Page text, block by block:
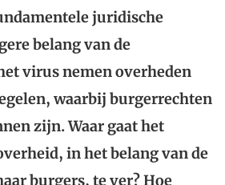
juridische
belang van de
virus nemen overheden
waarbij burgerrechten
zijn. Waar gaat het
in het belang van de
burgers, te ver? Hoe